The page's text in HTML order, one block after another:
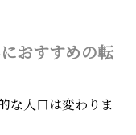
おすすめの転
な入口は変わりま